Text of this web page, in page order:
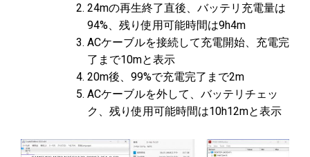
24mの再生終了直後、バッテリ充電量は
94%、残り使用可能時間は9h4m
ACケーブルを接続して充電開始、充電完
了まで10mと表示
20m後、99%で充電完了まで2m
ACケーブルを外して、バッテリチェッ
ク、残り使用可能時間は10h12mと表示